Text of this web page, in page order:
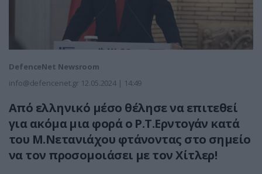
DefenceNet Newsroom
info@defencenet.gr 12.05.2024 | 14:49
Από ελληνικό μέσο θέλησε να επιτεθεί
για ακόμα μια φορά ο Ρ.Τ.Ερντογάν κατά
του Μ.Νετανιάχου φτάνοντας στο σημείο
να τον προσομοιάσει με τον Χίτλερ!